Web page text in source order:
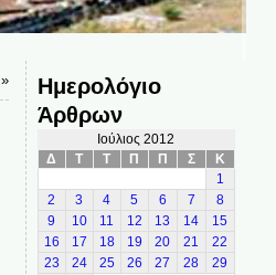
»
Ημερολόγιο
Άρθρων
Ιούλιος 2012
Δ
Τ Τ Π Π Σ
Κ
1
2
3 4 5 6 7
8
9
10 11 12 13 14
15
16
17 18 19 20 21
22
23
24 25 26 27 28
29